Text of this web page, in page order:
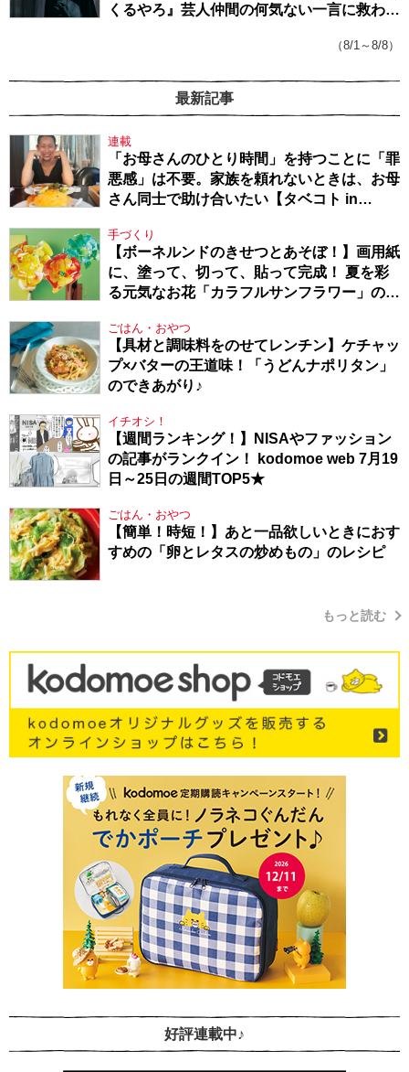
くるやろ』芸人仲間の何気ない一言に救われ
（8/1～8/8）
最新記事
連載
「お母さんのひとり時間」を持つことに「罪
悪感」は不要。家族を頼れないときは、お母
さん同士で助け合いたい【タベコト in
手づくり
【ボーネルンドのきせつとあそぼ！】画用紙
に、塗って、切って、貼って完成！ 夏を彩
る元気なお花「カラフルサンフラワー」の作
ごはん・おやつ
【具材と調味料をのせてレンチン】ケチャッ
プ×バターの王道味！「うどんナポリタン」
のできあがり♪
イチオシ！
【週間ランキング！】NISAやファッション
の記事がランクイン！ kodomoe web 7月19
日～25日の週間TOP5★
ごはん・おやつ
【簡単！時短！】あと一品欲しいときにおす
すめの「卵とレタスの炒めもの」のレシピ
もっと読む
好評連載中♪